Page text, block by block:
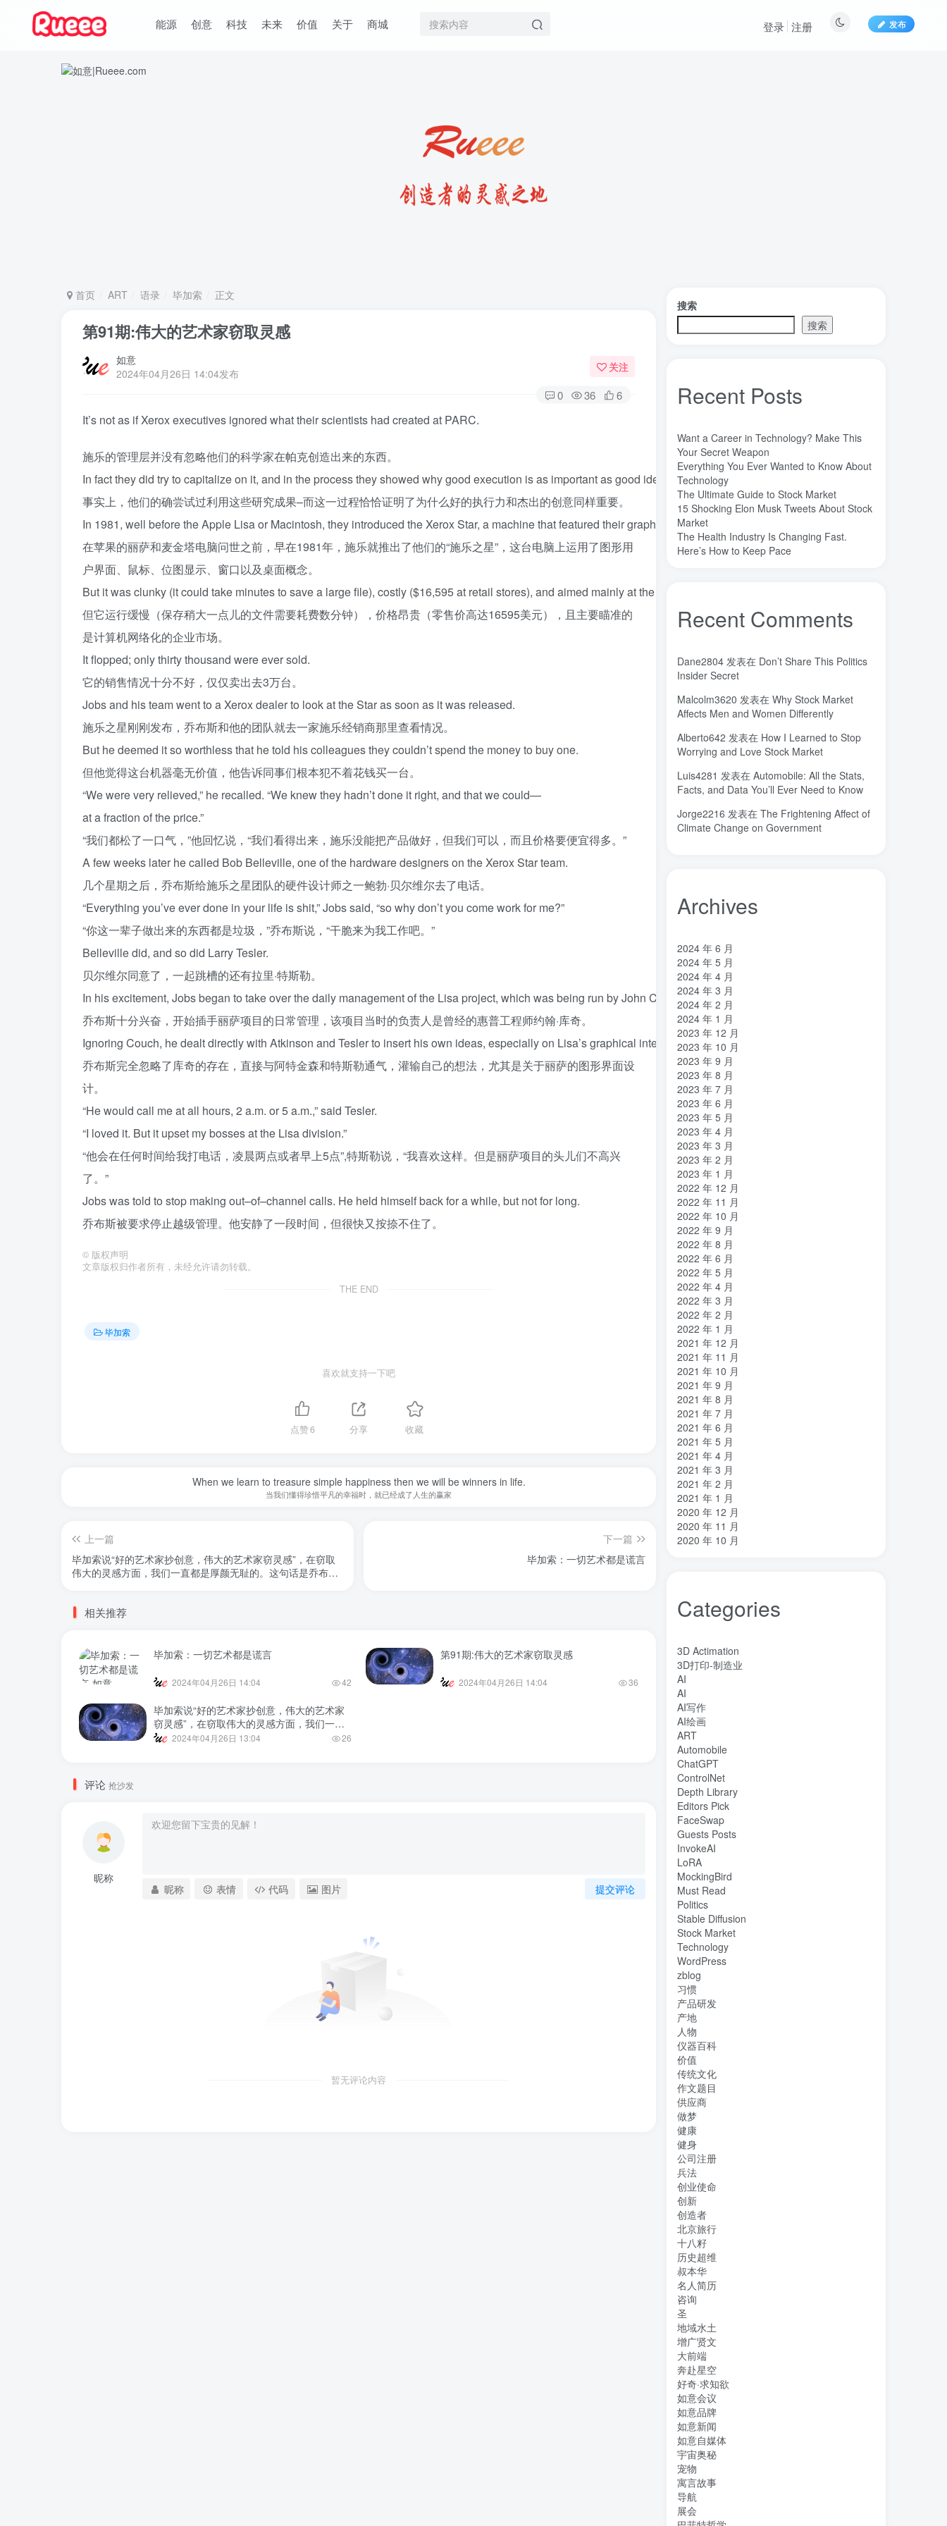
能源 创意 科技 未来 价值 关于 商城 发布
登录 注册
首页 ART 语录 毕加索 正文
第91期:伟大的艺术家窃取灵感
如意
2024年04月26日 14:04发布
关注
0 36 6
It’s notas ifXeroxexecutives ignored whattheirscientists had created at PARC.
施乐的管理层并没有忽略他们的科学家在帕克创造出来的东西。
In facttheydid tryto capitalizeon it, and in the processtheyshowed whygood execution isas importantasgood ideas
事实上，他们的确尝试过利用这些研究成果–而这一过程恰恰证明了为什么好的执行力和杰出的创意同样重要。
In 1981, well beforetheApple Lisaor Macintosh, they introduced theXerox Star, a machinethatfeatured theirgraphical userinterface
在苹果的丽萨和麦金塔电脑问世之前，早在1981年，施乐就推出了他们的“施乐之星”，这台电脑上运用了图形用
户界面、鼠标、位图显示、窗口以及桌面概念。
But itwasclunky (itcould take minutesto savea largefile), costly ($16,595at retail stores), and aimed mainlyatthe
但它运行缓慢（保存稍大一点儿的文件需要耗费数分钟），价格昂贵（零售价高达16595美元），且主要瞄准的
是计算机网络化的企业市场。
Itflopped; onlythirtythousand wereeversold.
它的销售情况十分不好，仅仅卖出去3万台。
Jobsand histeamwentto aXeroxdealerto lookatthe Starassoon as itwas released.
施乐之星刚刚发布，乔布斯和他的团队就去一家施乐经销商那里查看情况。
But hedeemed itso worthlessthat hetold hiscolleaguestheycouldn’tspend the moneyto buyone.
但他觉得这台机器毫无价值，他告诉同事们根本犯不着花钱买一台。
“Wewerevery relieved,” he recalled. “We knewthey hadn’tdone it right, and thatwecould—
atafraction ofthe price.”
“我们都松了一口气，”他回忆说，“我们看得出来，施乐没能把产品做好，但我们可以，而且价格要便宜得多。”
Afewweeks later hecalled Bob Belleville, oneofthe hardwaredesignerson theXerox Starteam.
几个星期之后，乔布斯给施乐之星团队的硬件设计师之一鲍勃·贝尔维尔去了电话。
“Everything you’veeverdone in your life isshit,”Jobssaid, “so whydon’tyou comeworkfor me?”
“你这一辈子做出来的东西都是垃圾，”乔布斯说，“干脆来为我工作吧。”
Bellevilledid, and so did LarryTesler.
贝尔维尔同意了，一起跳槽的还有拉里·特斯勒。
In hisexcitement, Jobsbegan to takeoverthedaily managementofthe Lisa project, which wasbeing run byJohn Couch,theformer
乔布斯十分兴奋，开始插手丽萨项目的日常管理，该项目当时的负责人是曾经的惠普工程师约翰·库奇。
Ignoring Couch, hedealtdirectlywith Atkinson and Teslerto insert hisown ideas, especiallyon Lisa’sgraphical interfacedesign.
乔布斯完全忽略了库奇的存在，直接与阿特金森和特斯勒通气，灌输自己的想法，尤其是关于丽萨的图形界面设
计。
“Hewould call meatall hours, 2 a.m. or5a.m.,”said Tesler.
“I loved it. But it upset mybossesatthe Lisadivision.”
“他会在任何时间给我打电话，凌晨两点或者早上5点”,特斯勒说，“我喜欢这样。但是丽萨项目的头儿们不高兴
了。”
Jobswastold to stop making out–of–channel calls. He held himselfbackforawhile, but notfor long.
乔布斯被要求停止越级管理。他安静了一段时间，但很快又按捺不住了。
© 版权声明
文章版权归作者所有，未经允许请勿转载。
THE END
毕加索
喜欢就支持一下吧
点赞6 分享 收藏
When we learn to treasure simple happiness then we will be winners in life.
当我们懂得珍惜平凡的幸福时，就已经成了人生的赢家
上一篇
毕加索说“好的艺术家抄创意，伟大的艺术家窃灵感”，在窃取
伟大的灵感方面，我们一直都是厚颜无耻的。这句话是乔布斯
下一篇
毕加索：一切艺术都是谎言
相关推荐
毕加索：一切艺术都是谎言
2024年04月26日 14:04 42
第91期:伟大的艺术家窃取灵感
2024年04月26日 14:04 36
毕加索说“好的艺术家抄创意，伟大的艺术家
窃灵感”，在窃取伟大的灵感方面，我们一直
都是厚颜无耻的。这句话是乔布斯关于灵感最
2024年04月26日 13:04 26
评论 抢沙发
昵称
提交评论
昵称 表情 代码 图片
暂无评论内容
魔法(1) 高熵合金(3) 雷军(3) 陶瓷
达芬奇(1) 超分辨显微成像(2)
苏醒 (1) (1) 自信 (1) 胡良兵 (53)
网盘(0) 经济类(0)
秘密，吸引力法则，纪录片，下载(0)
秘密 (1) 碳离子治疗系统(1) 研究方向
石墨烯储能(1) 石墨烯(20) 真空阀门 (1)
真空系统
潍坊(1) 流动性(1)
宝塔(2) 学术会议(0) 大国崛起(1)
命运(2) 吸引力法则(1) 君临 (1)
原位(35) 南海(2) 北京大学(1)
关键帧 全屏滚动(1)
亿万富翁 (2) 人生 (2) 乐愚分享(0)
stable diffusion(6) notionai(1) notion
搜索
搜索
Recent Posts
Want a Career in Technology? Make This
Your Secret Weapon
Everything You Ever Wanted to Know About
Technology
The Ultimate Guide to Stock Market
15 Shocking Elon Musk Tweets About Stock
Market
The Health Industry Is Changing Fast.
Here’s How to Keep Pace
Recent Comments
Dane2804 发表在 Don’t Share This Politics
Insider Secret
Malcolm3620 发表在 Why Stock Market
Affects Men and Women Differently
Alberto642 发表在 How I Learned to Stop
Worrying and Love Stock Market
Luis4281 发表在 Automobile: All the Stats,
Facts, and Data You’ll Ever Need to Know
Jorge2216 发表在 The Frightening Affect of
Climate Change on Government
Archives
2024 年 6 月
2024 年 5 月
2024 年 4 月
2024 年 3 月
2024 年 2 月
2024 年 1 月
2023 年 12 月
2023 年 10 月
2023 年 9 月
2023 年 8 月
2023 年 7 月
2023 年 6 月
2023 年 5 月
2023 年 4 月
2023 年 3 月
2023 年 2 月
2023 年 1 月
2022 年 12 月
2022 年 11 月
2022 年 10 月
2022 年 9 月
2022 年 8 月
2022 年 6 月
2022 年 5 月
2022 年 4 月
2022 年 3 月
2022 年 2 月
2022 年 1 月
2021 年 12 月
2021 年 11 月
2021 年 10 月
2021 年 9 月
2021 年 8 月
2021 年 7 月
2021 年 6 月
2021 年 5 月
2021 年 4 月
2021 年 3 月
2021 年 2 月
2021 年 1 月
2020 年 12 月
2020 年 11 月
2020 年 10 月
Categories
3D Actimation
3D打印-制造业
AI
AI
AI写作
AI绘画
ART
Automobile
ChatGPT
ControlNet
Depth Library
Editors Pick
FaceSwap
Guests Posts
InvokeAI
LoRA
MockingBird
Must Read
Politics
Stable Diffusion
Stock Market
Technology
WordPress
zblog
习惯
产品研发
产地
人物
仪器百科
价值
传统文化
作文题目
供应商
做梦
健康
健身
公司注册
兵法
创业使命
创新
创造者
北京旅行
十八籽
历史超维
叔本华
名人简历
咨询
圣
地域水土
增广贤文
大前端
奔赴星空
好奇·求知欲
如意会议
如意品牌
如意新闻
如意自媒体
宇宙奥秘
宠物
寓言故事
导航
展会